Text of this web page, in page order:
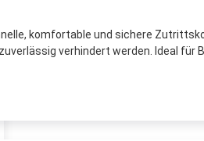
komfortable und sichere
verhindert werden. Ideal für